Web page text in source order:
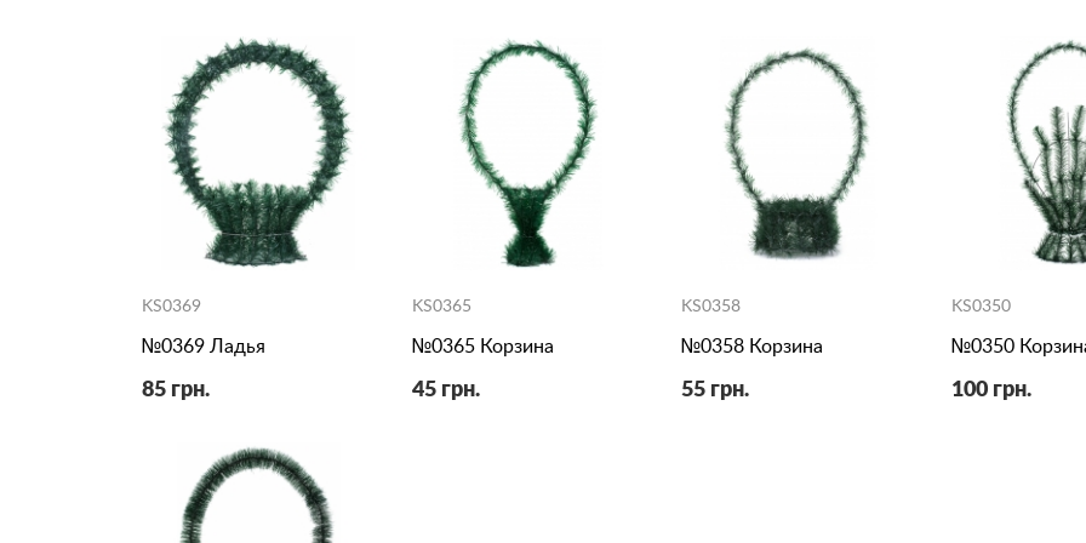
KS0369
№0369 Ладья
85 грн.
KS0365
№0365 Корзина
45 грн.
KS0358
№0358 Корзина
55 грн.
KS0350
№0350
100 грн.